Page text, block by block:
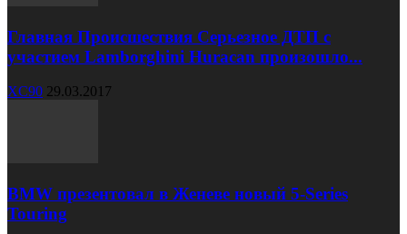
Главная Происшествия Серьезное ДТП с
участием Lamborghini Huracan произошло...
XC90 29.03.2017
BMW презентовал в Женеве новый 5-Series
Touring